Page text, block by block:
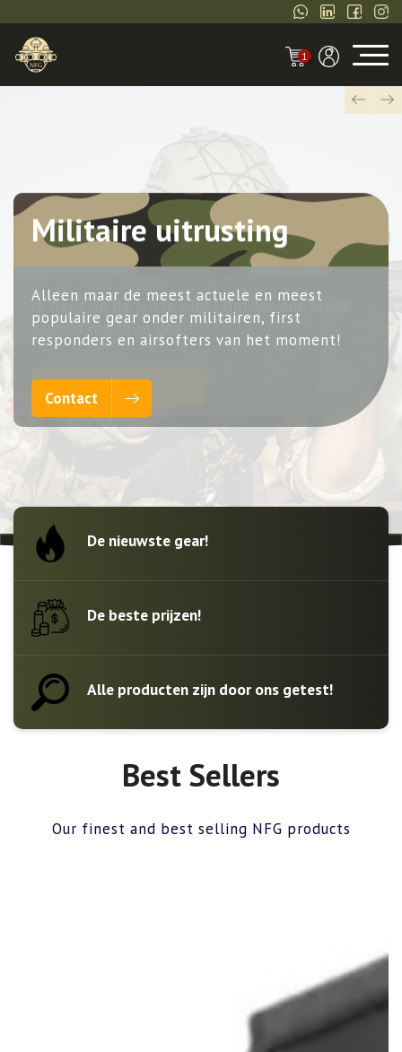
1
Militaire uitrusting
Alleen maar de meest actuele en meest
populaire gear onder militairen, first
responders en airsofters van het moment!
Contact
Next
De nieuwste gear!
De beste prijzen!
Alle producten zijn door ons getest!
Best Sellers
Our finest and best selling NFG products